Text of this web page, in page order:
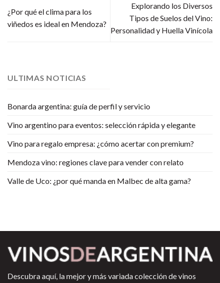
¿Por qué el clima para los
viñedos es ideal en Mendoza?
Explorando los Diversos
Tipos de Suelos del Vino:
Personalidad y Huella Vinícola
ULTIMAS NOTICIAS
Bonarda argentina: guía de perfil y servicio
Vino argentino para eventos: selección rápida y elegante
Vino para regalo empresa: ¿cómo acertar con premium?
Mendoza vino: regiones clave para vender con relato
Valle de Uco: ¿por qué manda en Malbec de alta gama?
Descubra aquí, la mejor y más variada colección de vinos